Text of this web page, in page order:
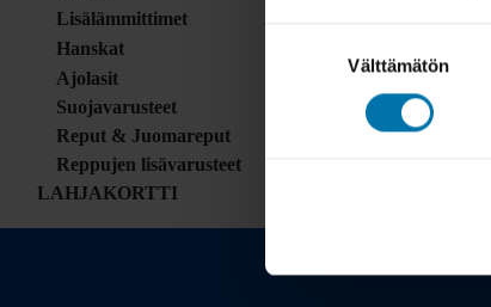
Välttämätön
Lisälämmittimet
Hanskat
Ajolasit
Suojavarusteet
Reput & Juomareput
Reppujen lisävarusteet
LAHJAKORTTI